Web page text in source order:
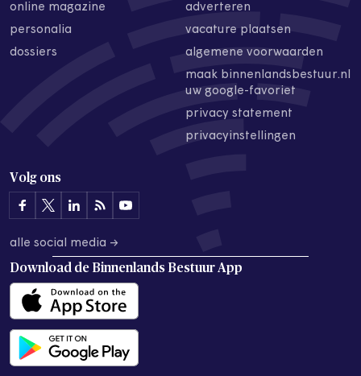
online magazine
personalia
dossiers
adverteren
vacature plaatsen
algemene voorwaarden
maak binnenlandsbestuur.nl
uw google-favoriet
privacy statement
privacyinstellingen
Volg ons
alle social media →
Download de Binnenlands Bestuur App